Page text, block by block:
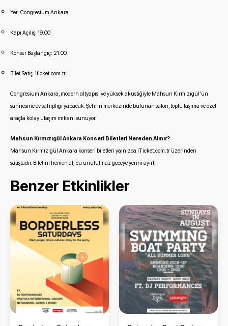
Yer: Congresium Ankara
Kapı Açılış: 19.00
Konser Başlangıç: 21.00
Bilet Satış: iticket.com.tr
Congresium Ankara, modern altyapısı ve yüksek akustiğiyle Mahsun Kırmızıgül’ün
sahnesine ev sahipliği yapacak. Şehrin merkezinde bulunan salon, toplu taşıma ve özel
araçla kolay ulaşım imkanı sunuyor.
Mahsun Kırmızıgül Ankara Konseri Biletleri Nereden Alınır?
Mahsun Kırmızıgül Ankara konseri biletleri yalnızca iTicket.com.tr üzerinden
satıştadır. Biletini hemen al, bu unutulmaz geceye yerini ayırt!
Benzer Etkinlikler